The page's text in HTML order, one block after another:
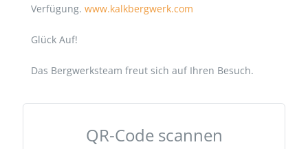
Verfügung. www.kalkbergwerk.com
Glück Auf!
Das Bergwerksteam freut sich auf Ihren Besuch.
QR-Code scannen